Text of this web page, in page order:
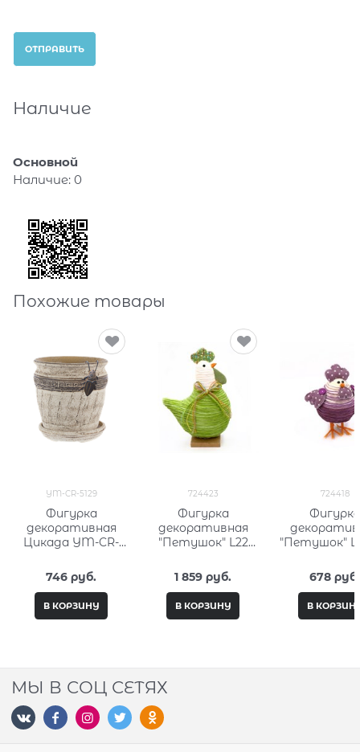
Наличие
Основной
Наличие: 0
Похожие товары
YM-CR-5129
Фигурка
декоративная
Цикада YM-CR-
746 руб.
В КОРЗИНУ
724423
Фигурка
декоративная
"Петушок" L22
1 859 руб.
В КОРЗИНУ
724418
Фигурка
"Петушок"
678 руб.
В
МЫ В СОЦ СЕТЯХ